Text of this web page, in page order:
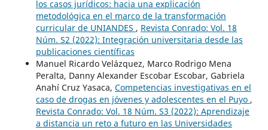
los casos jurídicos: hacia una explicación
metodológica en el marco de la transformación
curricular de UNIANDES , Revista Conrado: Vol. 18
Núm. S2 (2022): Integración universitaria desde las
publicaciones científicas
Manuel Ricardo Velázquez, Marco Rodrigo Mena
Peralta, Danny Alexander Escobar Escobar, Gabriela
Anahí Cruz Yasaca, Competencias investigativas en el
caso de drogas en jóvenes y adolescentes en el Puyo ,
Revista Conrado: Vol. 18 Núm. S3 (2022): Aprendizaje
a distancia un reto a futuro en las Universidades